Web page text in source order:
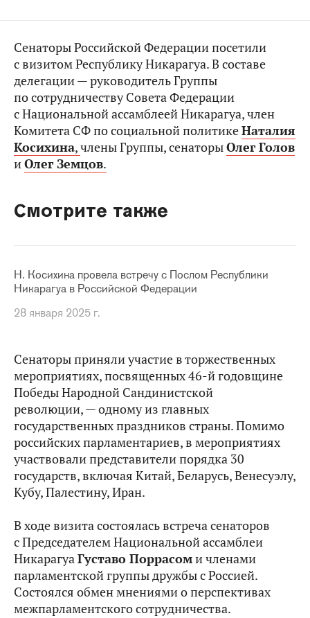
Сенаторы Российской Федерации посетили
с визитом Республику Никарагуа. В составе
делегации — руководитель Группы
по сотрудничеству Совета Федерации
с Национальной ассамблеей Никарагуа, член
Комитета СФ по социальной политикеНаталия
Косихина,члены Группы, сенаторыОлег Голов
иОлег Земцов.
Смотрите также
Н. Косихина провела встречу с Послом Республики
Никарагуа в Российской Федерации
28 января 2025 г.
Сенаторы приняли участие в торжественных
мероприятиях, посвященных 46-й годовщине
Победы Народной Сандинистской
революции, — одному из главных
государственных праздников страны. Помимо
российских парламентариев, в мероприятиях
участвовали представители порядка 30
государств, включая Китай, Беларусь, Венесуэлу,
Кубу, Палестину, Иран.
В ходе визита состоялась встреча сенаторов
с Председателем Национальной ассамблеи
НикарагуаГуставо Поррасоми членами
парламентской группы дружбы с Россией.
Состоялся обмен мнениями о перспективах
межпарламентского сотрудничества.